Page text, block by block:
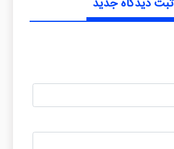
ثبت دیدگاه جدید